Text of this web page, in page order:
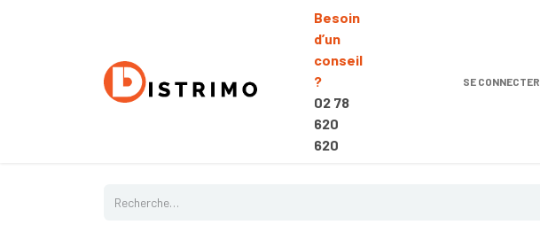
Besoin
d’un
conseil
?
02 78
620
620
SE CONNECTER